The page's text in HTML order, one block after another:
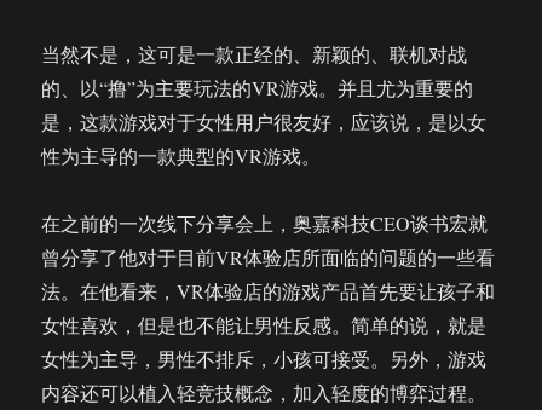
当然不是，这可是一款正经的、新颖的、联机对战
的、以“撸”为主要玩法的VR游戏。并且尤为重要的
是，这款游戏对于女性用户很友好，应该说，是以女
性为主导的一款典型的VR游戏。
在之前的一次线下分享会上，奥嘉科技CEO谈书宏就
曾分享了他对于目前VR体验店所面临的问题的一些看
法。在他看来，VR体验店的游戏产品首先要让孩子和
女性喜欢，但是也不能让男性反感。简单的说，就是
女性为主导，男性不排斥，小孩可接受。另外，游戏
内容还可以植入轻竞技概念，加入轻度的博弈过程。